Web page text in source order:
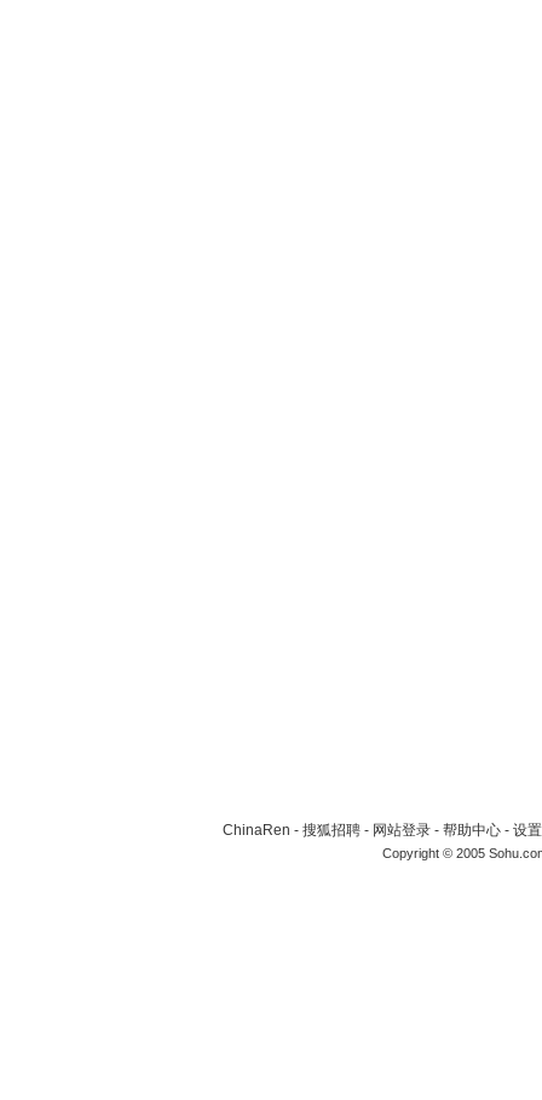
ChinaRen - 搜狐招聘 - 网站登录 - 帮助中心 - 设
Copyright © 2005